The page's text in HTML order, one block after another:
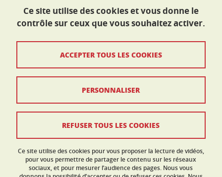
École doctorale I-MEP²
Maison du doctorat Jean Kuntzmann
110 rue de la Chimie 38400 Saint-Martin-d'Hères
ed-imep2@univ-grenoble-alpes.fr
Contacts
Crédits
Gestion des cookies
Ce site utilise des cookies et vous donne le
contrôle sur ceux que vous souhaitez activer.
Ce site utilise des cookies pour vous proposer la lecture de vidéos,
pour vous permettre de partager le contenu sur les réseaux
sociaux, et pour mesurer l’audience des pages. Nous vous
ACCEPTER TOUS LES COOKIES
REFUSER TOUS LES COOKIES
PERSONNALISER